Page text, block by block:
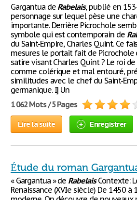
Gargantua de Rabelais, publié en
personnage sur lequel pèse une
importante. Derrière Picrochole
symbole qui est contemporain de
du Saint-Empire, Charles Quint. Ce
mesures le portait fait de
satire visant Charles Quint ? Le roi
comme colérique et mal entouré,
similitudes avec le chef du Saint-
germanique. I] Un
1 062 Mots / 5 Pages
Lire la suite Enregistrer
Étude du roman
« Gargantua » de RabelaisContexte:
Renaissance (XVIe siècle) De 1450